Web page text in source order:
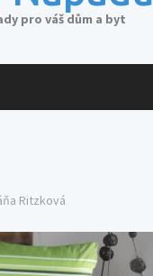
pro váš dům a byt
Ritzková